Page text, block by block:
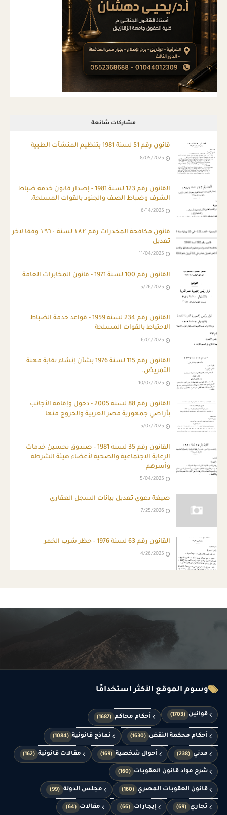
مشاركات شائعة
قانون رقم 51 لسنة 1981 بتنظيم المنشآت الطبية
8/05/2025
ِالقانون رقم 123 لسنة 1981 - إصدار قانون خدمة ضباط
الشرف وضباط الصف والجنود بالقوات المسلحة.
6/14/2025
قانون مكافحة المخدرات رقم ۱۸۲ لسنة ۱۹٦۰ وفقا لاخر
تعديل
11/04/2025
القانون رقم 100 لسنة 1971 - قانون المخابرات العامة
5/26/2025
القانون رقم 234 لسنة 1959 - قواعد خدمة الضباط
الاحتياط بالقوات المسلحة
6/01/2025
القانون رقم 115 لسنة 1976 بشأن إنشاء نقابة مهنة
التمريض.
10/07/2025
القانون رقم 88 لسنة 2005 - دخول وإقامة الأجانب
بأراضي جمهورية مصر العربية والخروج منها
5/07/2025
القانون رقم 35 لسنة 1981 - صندوق تحسين خدمات
الرعاية الاجتماعية والصحية لأعضاء هيئة الشرطة
وأسرهم
5/04/2025
صيغة دعوي تعديل بيانات السجل العقاري
7/25/2026
القانون رقم 63 لسنة 1976 - حظر شرب الخمر
4/26/2025
وسوم الموقع الأكثر استخدامًا
قوانين (1703) أحكام محاكم (1687)
أحكام محكمة النقض (1630) نماذج قانونية (1084)
مدني (238) أحوال شخصية (169) مقالات قانونية (162)
شرح مواد قانون العقوبات (160)
قانون العقوبات المصري (160) مجلس الدولة (99)
تجاري (69) إيجارات (66) مقالات (64)